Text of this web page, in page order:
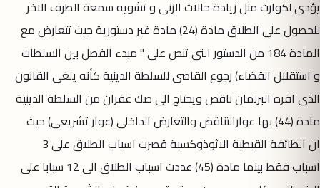
يؤدى لكوارث مثل زيادة حالات الزنى و تشويه سمعة الطرف الاخر
للحصول على الطلاق مادة (24) مادة غير دستورية حيث تتعارض مع
المادة 184 من الدستور التى تنص على " مبدء الفصل بين السلطات
و استقلال القضاء) رجوع القاضى للسلطة الدينية كأنه يلغى القانون
الذى اقره البرلمان ناقص ويحتاج الى صك غفران من السلطة الدينية
مادة (44) بها عوارالتناقض والتعارض الداخلى (عوار تشريعى) حيث
ان الطائفة القبطية الاثوذوكسية قصرت اسباب الطلاق على 3
اسباب فقط بينما مادة (45) عددت اسباب الطلاق الى 12 سبابا على